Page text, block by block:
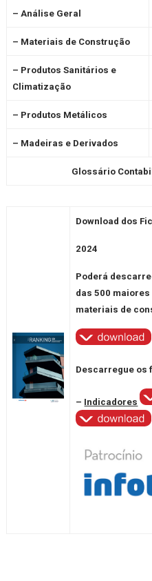
– Análise Geral
– Materiais de Construção
– Produtos Sanitários e
Climatização
– Produtos Metálicos
– Madeiras e Derivados
Glossário
Download dos
2024
Poderá
das 500
materiais de
Descarregue os
– Indicadores